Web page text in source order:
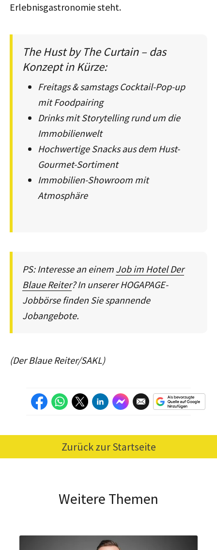
Erlebnisgastronomie steht.
The Hust by The Curtain – das
Konzept in Kürze:
Freitags & samstags Cocktail-Pop-up
mit Foodpairing
Drinks mit Storytelling rund um die
Immobilienwelt
Hochwertige Snacks aus dem Hust-
Gourmet-Sortiment
Immobilien-Showroom mit
Atmosphäre
PS: Interesse an einem Job im Hotel Der
Blaue Reiter? In unserer HOGAPAGE-
Jobbörse finden Sie spannende
Jobangebote.
(Der Blaue Reiter/SAKL)
Zurück zur Startseite
Weitere Themen